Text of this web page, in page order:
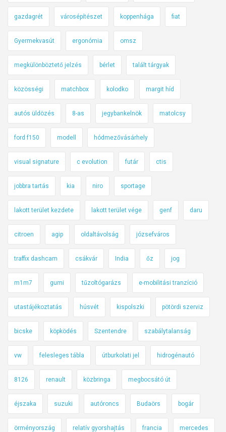
gazdagrét városépítészet koppenhága fiat
Gyermekvasút ergonómia omsz
megkülönböztető jelzés bérlet talált tárgyak
közösségi matchbox kolodko margit híd
autós üldözés 8-as jegybankelnök matolcsy
ford f150 modell hódmezővásárhely
visual signature c evolution futár ctis
jobbra tartás kia niro sportage
lakott terület kezdete lakott terület vége genf daru
citroen agip oldaltávolság józsefváros
traffix dashcam csákvár India őz jog
m1m7 gumi tűzoltógarázs e-mobilitási tranzíció
utastájékoztatás húsvét kispolszki pötördi szerviz
bicske köpködés Szentendre szabálytalanság
vw felesleges tábla útburkolati jel hidrogénautó
8126 renault közbringa megbocsátó út
éjszaka suzuki autóroncs Budaörs bogár
örményország relatív gyorshajtás francia mercedes